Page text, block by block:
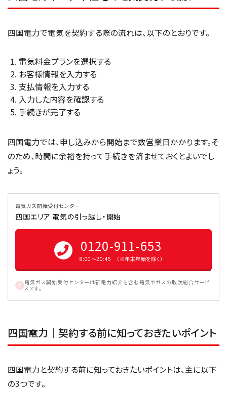
四国電力で電気を契約する際の流れは、以下のとおりです。
電気料金プランを選択する
お客様情報を入力する
支払情報を入力する
入力した内容を確認する
手続きが完了する
四国電力では、申し込みから開始まで数営業日かかります。そ
のため、時間に余裕を持って手続きを済ませておくとよいでし
ょう。
電気ガス開始受付センター
四国エリア 電気の引っ越し・開始
0120-911-653
8:00〜20:45 （※年末年始を除く）
電気ガス開始受付センターは新電力紹介を含む電気やガスの取次総合サービ
スです。
四国電力｜契約する前に知っておきたいポイント
四国電力と契約する前に知っておきたいポイントは、主に以下
の3つです。